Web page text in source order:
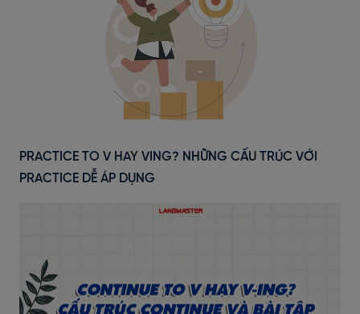
PRACTICE TO V HAY VING? NHỮNG CẤU TRÚC VỚI
PRACTICE DỄ ÁP DỤNG